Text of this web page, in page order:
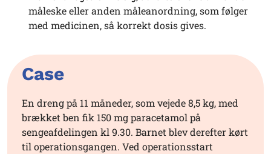
måleske eller anden måleanordning, som følger
med medicinen, så korrekt dosis gives.
Case
En dreng på 11 måneder, som vejede 8,5 kg, med
brækket ben fik 150 mg paracetamol på
sengeafdelingen kl 9.30. Barnet blev derefter kørt
til operationsgangen. Ved operationsstart